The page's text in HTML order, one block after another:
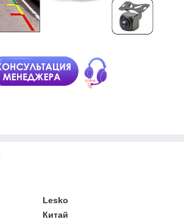
Lesko
Китай